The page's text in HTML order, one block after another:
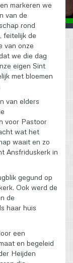
markeren we
van de
rond
feitelijk de
van onze
we die dag
eigen Sint
met bloemen
van elders
voor Pastoor
wat het
waait en zo
Ansfriduskerk in
gegund op
Ook werd de
de
haar huis
een
en begeleid
Heijden